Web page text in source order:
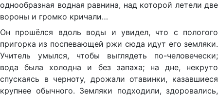
однообразная водная равнина, над которой летели две
вороны и громко кричали…
Он прошёлся вдоль воды и увидел, что с пологого
пригорка из поспевающей ржи сюда идут его земляки.
Учитель умылся, чтобы выглядеть по-человечески;
вода была холодна и без запаха; на дне, некруто
спускаясь в черноту, дрожали отавинки, казавшиеся
крупнее обычного. Земляки подходили, здоровались,